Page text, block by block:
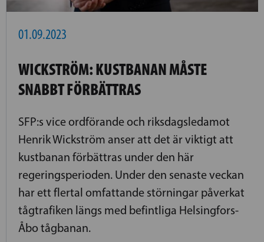
01.09.2023
WICKSTRÖM: KUSTBANAN MÅSTE
SNABBT FÖRBÄTTRAS
SFP:s vice ordförande och riksdagsledamot
Henrik Wickström anser att det är viktigt att
kustbanan förbättras under den här
regeringsperioden. Under den senaste veckan
har ett flertal omfattande störningar påverkat
tågtrafiken längs med befintliga Helsingfors-
Åbo tågbanan.